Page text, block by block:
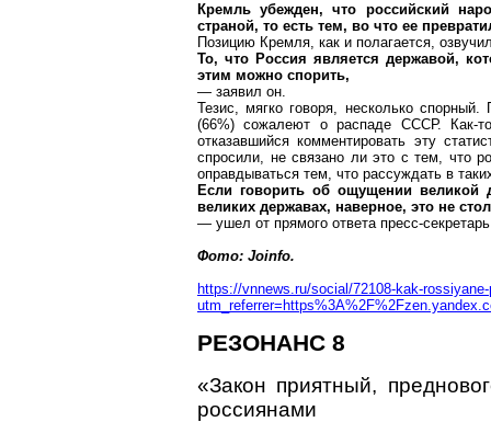
Кремль убежден, что российский
страной, то есть тем, во что ее
Позицию Кремля, как и полагается,
То, что Россия является державой,
этим можно спорить,
— заявил он.
Тезис, мягко говоря, несколько
(66%) сожалеют о распаде СССР. Как-
отказавшийся комментировать эту
спросили, не связано ли это с тем, что
оправдываться тем, что рассуждать в
Если говорить об ощущении великой
великих державах, наверное, это не
— ушел от прямого ответа пресс-
Фото: Joinfo.
https://vnnews.ru/social/72108-kak-
РЕЗОНАНС 8
«Закон приятный,
россиянами